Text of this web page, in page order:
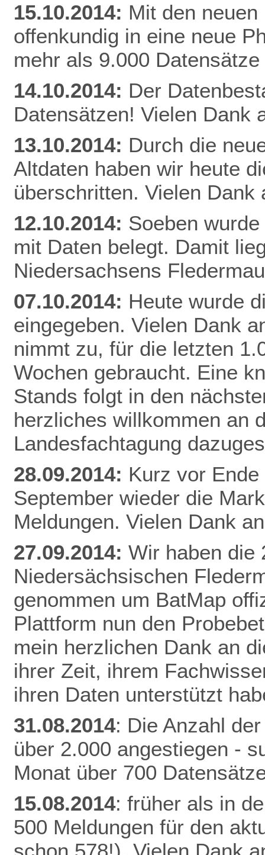
15.10.2014: Mit den
offenkundig in eine neue
mehr als 9.000
14.10.2014: Der
Datensätzen! Vielen Dank
13.10.2014: Durch die
Altdaten haben wir heute
überschritten. Vielen Dank
12.10.2014: Soeben
mit Daten belegt. Damit
Niedersachsens
07.10.2014: Heute wurde
eingegeben. Vielen Dank
nimmt zu, für die letzten
Wochen gebraucht. Eine
Stands folgt in den
herzliches willkommen an
Landesfachtagung
28.09.2014: Kurz vor
September wieder die
Meldungen. Vielen Dank
27.09.2014: Wir haben die
Niedersächsischen
genommen um BatMap
Plattform nun den
mein herzlichen Dank an
ihrer Zeit, ihrem
ihren Daten unterstützt
31.08.2014: Die Anzahl
über 2.000 angestiegen -
Monat über 700
15.08.2014: früher als in
500 Meldungen für den